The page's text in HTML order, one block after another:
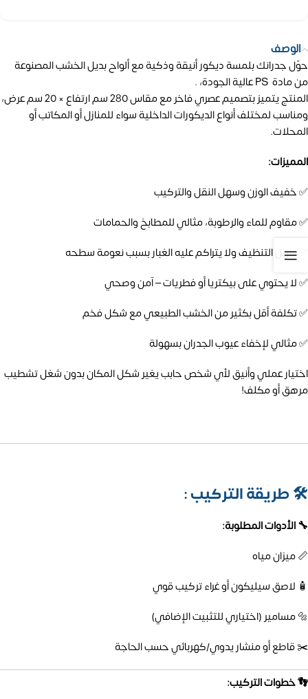
الوصف
حوّل جدرانك بلمسة ديكور أنيقة وذكية مع ألواح بديل الخشب المصنوعة
من مادة PS عالية الجودة، .
المنتج يتميز بتصميم عصري فاخر مع مقاس 280 سم ارتفاع × 20 سم عرض،
ومناسب لمختلف أنواع الديكورات الداخلية سواء للمنازل أو المكاتب أو
المحلات.
المميزات:
✅ خفيف الوزن وسهل النقل والتركيب
✅ مقاوم للماء والرطوبة، مثالي للمطابخ والحمامات
✅ سهل التنظيف ولا يتراكم عليه الغبار بسبب نعومة سطحه
✅ لا يحتوي على بيكتريا أو فطريات – آمن وصحي
✅ تكلفة أقل بكثير من الخشب الطبيعي مع شكل فخم
✅ مثالي لإخفاء عيوب الجدران بسهولة
اختيار عملي وأنيق لأي شخص حابب يغير شكل المكان بدون شغل تشطيب
مرهق أو مكلف!
🛠️طريقة التركيب :
🔧 الأدوات المطلوبة:
📏 ميزان مياه
🧴 لاصق سيليكون أو غراء تركيب قوي
🔩 مسامير (اختياري للتثبيت الإضافي)
✂️ قاطع أو منشار يدوي/كهربائي حسب الحاجة
👣 خطوات التركيب: